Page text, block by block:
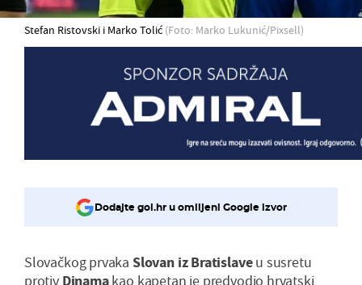
Stefan Ristovski i Marko Tolić (Foto: Marko Lukunić/Pixsell)
Dodajte gol.hr u omiljeni Google izvor
Slovačkog prvaka Slovan iz Bratislaveu susretu
protiv Dinamakao kapetan je predvodio hrvatski